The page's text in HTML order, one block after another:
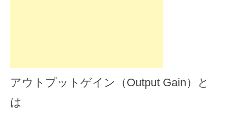
アウトプットゲイン（Output Gain）と
は